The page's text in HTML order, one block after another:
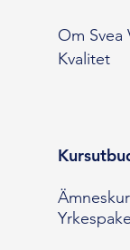
Om Svea
Kvalitet